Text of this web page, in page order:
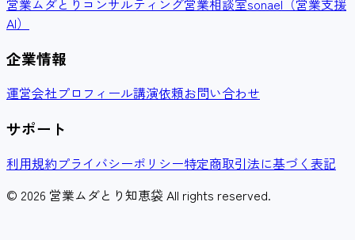
営業ムダとりコンサルティング営業相談室sonael（営業支援
AI）
企業情報
運営会社プロフィール講演依頼お問い合わせ
サポート
利用規約プライバシーポリシー特定商取引法に基づく表記
© 2026 営業ムダとり知恵袋 All rights reserved.